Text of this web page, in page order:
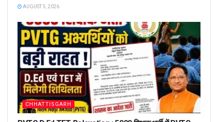
AUGUST 5, 2026
CHHATTISGARH